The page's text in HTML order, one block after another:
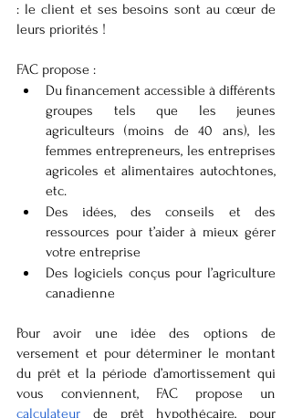
: le client et ses besoins sont au cœur de
leurs priorités !
FAC propose :
Du financement accessible à différents
groupes tels que les jeunes
agriculteurs (moins de 40 ans), les
femmes entrepreneurs, les entreprises
agricoles et alimentaires autochtones,
etc.
Des idées, des conseils et des
ressources pour t’aider à mieux gérer
votre entreprise
Des logiciels conçus pour l’agriculture
canadienne
Pour avoir une idée des options de
versement et pour déterminer le montant
du prêt et la période d’amortissement qui
vous conviennent, FAC propose un
calculateur de prêt hypothécaire, pour